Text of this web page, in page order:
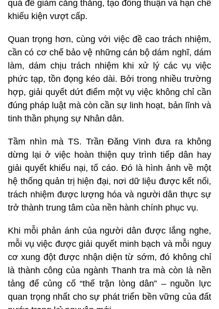
quả để giảm căng thẳng, tạo đồng thuận và hạn chế
khiếu kiện vượt cấp.
Quan trọng hơn, cùng với việc đề cao trách nhiệm,
cần có cơ chế bảo vệ những cán bộ dám nghĩ, dám
làm, dám chịu trách nhiệm khi xử lý các vụ việc
phức tạp, tồn đọng kéo dài. Bởi trong nhiều trường
hợp, giải quyết dứt điểm một vụ việc không chỉ cần
đúng pháp luật mà còn cần sự linh hoạt, bản lĩnh và
tinh thần phụng sự Nhân dân.
Tầm nhìn mà TS. Trần Đăng Vinh đưa ra không
dừng lại ở việc hoàn thiện quy trình tiếp dân hay
giải quyết khiếu nại, tố cáo. Đó là hình ảnh về một
hệ thống quản trị hiện đại, nơi dữ liệu được kết nối,
trách nhiệm được lượng hóa và người dân thực sự
trở thành trung tâm của nền hành chính phục vụ.
Khi mỗi phản ánh của người dân được lắng nghe,
mỗi vụ việc được giải quyết minh bạch và mỗi nguy
cơ xung đột được nhận diện từ sớm, đó không chỉ
là thành công của ngành Thanh tra mà còn là nền
tảng để củng cố “thế trận lòng dân” – nguồn lực
quan trọng nhất cho sự phát triển bền vững của đất